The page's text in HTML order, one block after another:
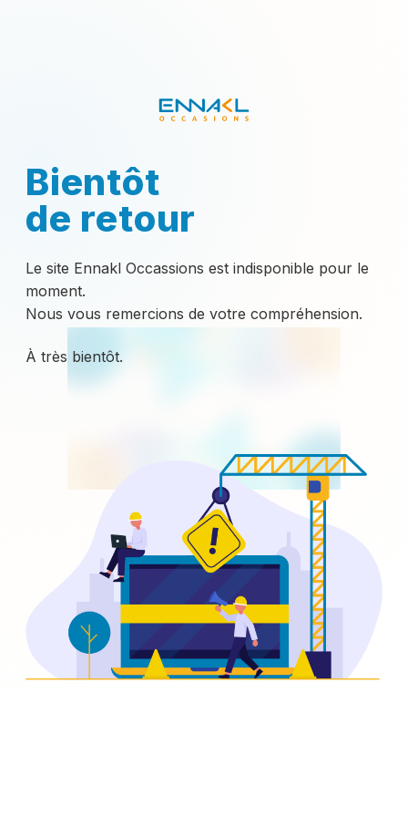
Bientôt
de retour
Le site Ennakl Occassions est indisponible pour le
moment.
Nous vous remercions de votre compréhension.
À très bientôt.